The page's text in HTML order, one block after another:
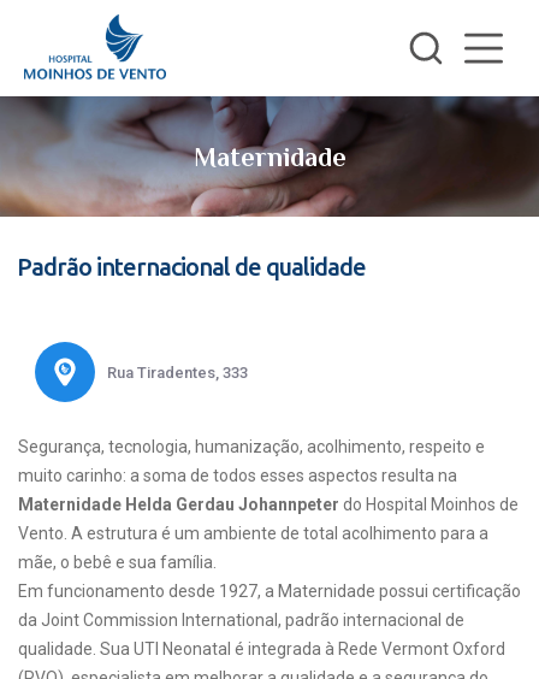
Maternidade
Padrão internacional de qualidade
Rua Tiradentes, 333
Segurança, tecnologia, humanização, acolhimento, respeito e
muito carinho: a soma de todos esses aspectos resulta na
Maternidade Helda Gerdau Johannpeter do Hospital Moinhos de
Vento. A estrutura é um ambiente de total acolhimento para a
mãe, o bebê e sua família.
Em funcionamento desde 1927, a Maternidade possui certificação
da Joint Commission International, padrão internacional de
qualidade. Sua UTI Neonatal é integrada à Rede Vermont Oxford